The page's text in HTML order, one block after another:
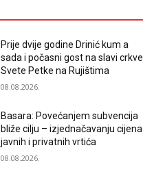
Prije dvije godine Drinić kum a
sada i počasni gost na slavi crkve
Svete Petke na Rujištima
08.08.2026.
Basara: Povećanjem subvencija
bliže cilju – izjednačavanju cijena
javnih i privatnih vrtića
08.08.2026.